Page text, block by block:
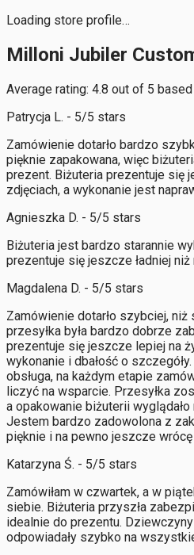
Loading store profile…
Milloni Jubiler
Average rating: 4.8 out of 5
Patrycja L. - 5/5 stars
Zamówienie dotarło bardzo
pięknie zapakowana, więc
prezent. Biżuteria prezentuje się
zdjęciach, a wykonanie jest
Agnieszka D. - 5/5 stars
Biżuteria jest bardzo starannie
prezentuje się jeszcze ładniej niż
Magdalena D. - 5/5 stars
Zamówienie dotarło szybciej, niż
przesyłka była bardzo dobrze
prezentuje się jeszcze lepiej na
wykonanie i dbałość o
obsługa, na każdym etapie
liczyć na wsparcie. Przesyłka
a opakowanie biżuterii wyglądało
Jestem bardzo zadowolona z
pięknie i na pewno jeszcze
Katarzyna Ś. - 5/5 stars
Zamówiłam w czwartek, a w
siebie. Biżuteria przyszła
idealnie do prezentu.
odpowiadały szybko na